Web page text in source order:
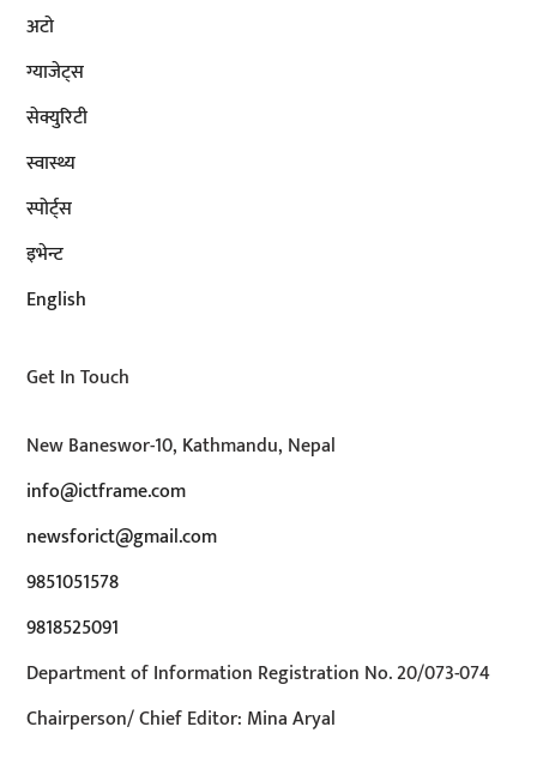
अटाे
ग्याजेट्स
सेक्युरिटी
स्वास्थ्य
स्पोर्ट्स
इभेन्ट
English
Get In Touch
New Baneswor-10, Kathmandu, Nepal
info@ictframe.com
newsforict@gmail.com
9851051578
9818525091
Department of Information Registration No. 20/073-074
Chairperson/ Chief Editor: Mina Aryal